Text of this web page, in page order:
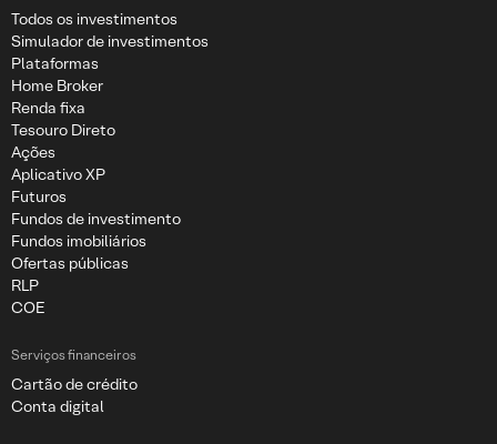
Todos os investimentos
Simulador de investimentos
Plataformas
Home Broker
Renda fixa
Tesouro Direto
Ações
Aplicativo XP
Futuros
Fundos de investimento
Fundos imobiliários
Ofertas públicas
RLP
COE
Serviços financeiros
Cartão de crédito
Conta digital